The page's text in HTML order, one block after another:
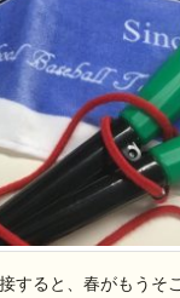
すると、春がもうそ